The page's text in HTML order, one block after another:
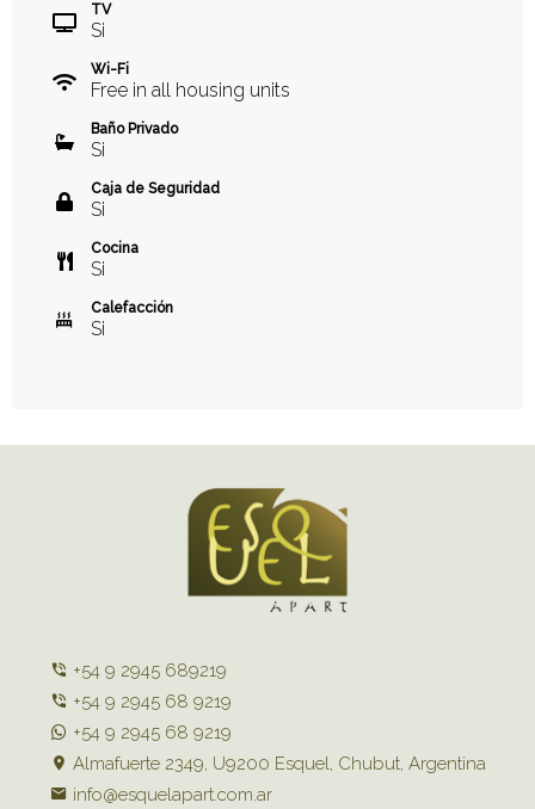
TV
Si
Wi-Fi
Free in all housing units
Baño Privado
Si
Caja de Seguridad
Si
Cocina
Si
Calefacción
Si
+54 9 2945 689219
+54 9 2945 68 9219
+54 9 2945 68 9219
Almafuerte 2349, U9200 Esquel, Chubut, Argentina
info@esquelapart.com.ar